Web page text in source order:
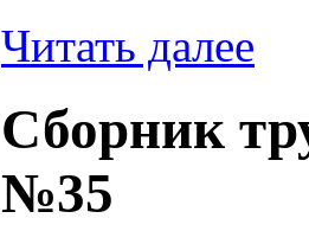
Читать далее
Сборник
№35